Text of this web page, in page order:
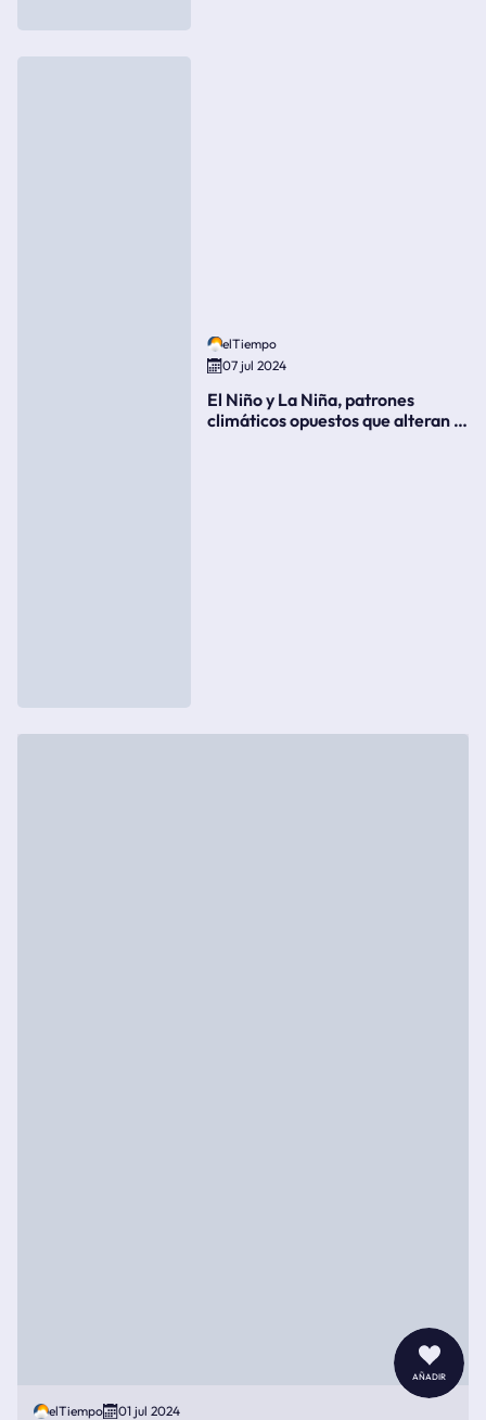
añadir
elTiempo
07 jul 2024
El Niño y La Niña, patrones
climáticos opuestos que alteran la
elTiempo 01 jul 2024